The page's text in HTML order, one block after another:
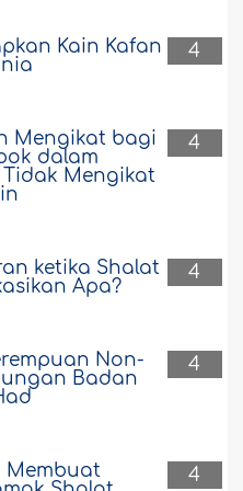
4
Kain Kafan
4
Mengikat bagi
dalam
Tidak Mengikat
4
ketika Shalat
Apa?
4
Non-
Badan
4
Membuat